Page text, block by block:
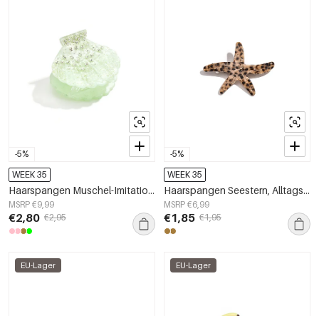
-5%
WEEK 35
Haarspangen Muschel-Imitation Acetatfolie Alltagsaccessoires
MSRP €9,99
€2,80 €2,95
-5%
WEEK 35
Haarspangen Seestern, Alltags-Imitation aus Acetatfolie, Alltagsaccessoires
MSRP €6,99
€1,85 €1,95
EU-Lager EU-Lager